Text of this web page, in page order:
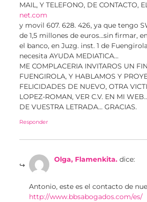
MAIL, Y TELEFONO, DE CONTACTO,
net.com
y movil 607. 628. 426, ya que tengo
de 1,5 millones de euros…sin firmar,
el banco, en Juzg. inst. 1 de
necesita AYUDA MEDIATICA…
ME COMPLACERIA INVITAROS UN
FUENGIROLA, Y HABLAMOS Y
FELICIDADES DE NUEVO, OTRA
LOPEZ-ROMAN, VER C.V. EN MI
DE VUESTRA LETRADA… GRACIAS.
Responder
Olga, Flamenkita. dice:
Antonio, este es el contacto de
http://www.bbsabogados.com/es/